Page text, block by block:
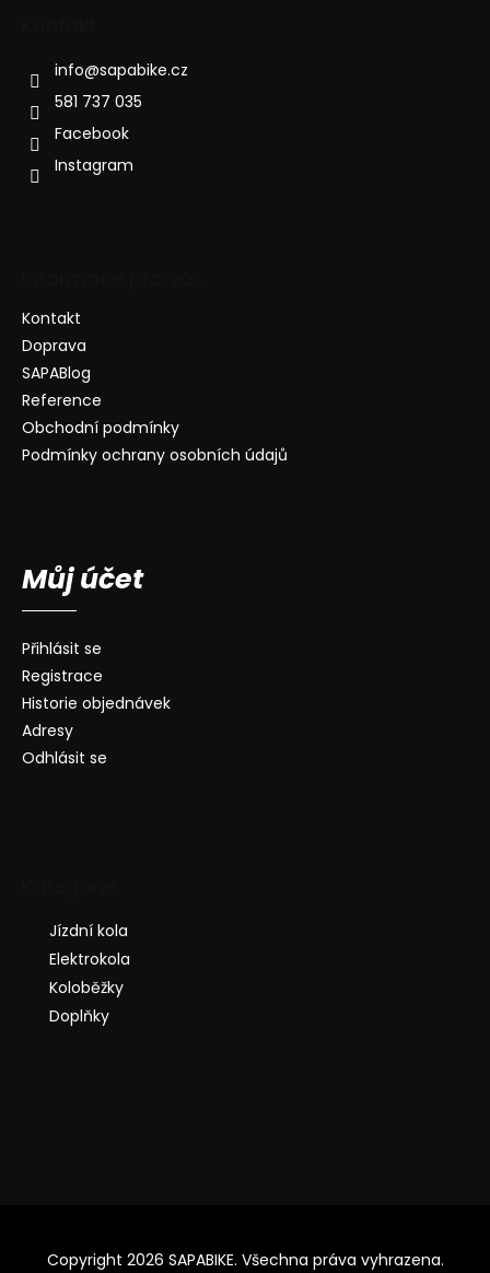
info@sapabike.cz
581 737 035
Facebook
Instagram
Kontakt
Doprava
SAPABlog
Reference
Obchodní podmínky
Podmínky ochrany osobních údajů
Můj účet
Přihlásit se
Registrace
Historie objednávek
Adresy
Odhlásit se
Jízdní kola
Elektrokola
Koloběžky
Doplňky
Copyright 2026 SAPABIKE. Všechna práva vyhrazena.